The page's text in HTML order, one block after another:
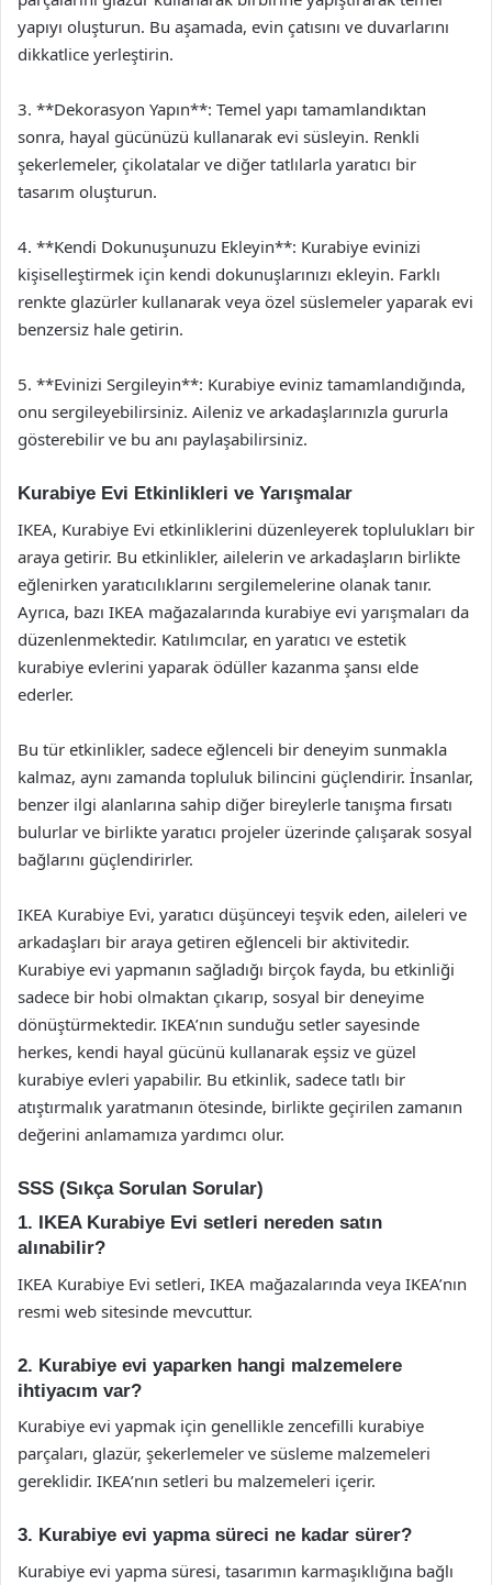
yapıyı oluşturun. Bu aşamada, evin çatısını ve duvarlarını
dikkatlice yerleştirin.
3. **Dekorasyon Yapın**: Temel yapı tamamlandıktan
sonra, hayal gücünüzü kullanarak evi süsleyin. Renkli
şekerlemeler, çikolatalar ve diğer tatlılarla yaratıcı bir
tasarım oluşturun.
4. **Kendi Dokunuşunuzu Ekleyin**: Kurabiye evinizi
kişiselleştirmek için kendi dokunuşlarınızı ekleyin. Farklı
renkte glazürler kullanarak veya özel süslemeler yaparak evi
benzersiz hale getirin.
5. **Evinizi Sergileyin**: Kurabiye eviniz tamamlandığında,
onu sergileyebilirsiniz. Aileniz ve arkadaşlarınızla gururla
gösterebilir ve bu anı paylaşabilirsiniz.
Kurabiye Evi Etkinlikleri ve Yarışmalar
IKEA, Kurabiye Evi etkinliklerini düzenleyerek toplulukları bir
araya getirir. Bu etkinlikler, ailelerin ve arkadaşların birlikte
eğlenirken yaratıcılıklarını sergilemelerine olanak tanır.
Ayrıca, bazı IKEA mağazalarında kurabiye evi yarışmaları da
düzenlenmektedir. Katılımcılar, en yaratıcı ve estetik
kurabiye evlerini yaparak ödüller kazanma şansı elde
ederler.
Bu tür etkinlikler, sadece eğlenceli bir deneyim sunmakla
kalmaz, aynı zamanda topluluk bilincini güçlendirir. İnsanlar,
benzer ilgi alanlarına sahip diğer bireylerle tanışma fırsatı
bulurlar ve birlikte yaratıcı projeler üzerinde çalışarak sosyal
bağlarını güçlendirirler.
IKEA Kurabiye Evi, yaratıcı düşünceyi teşvik eden, aileleri ve
arkadaşları bir araya getiren eğlenceli bir aktivitedir.
Kurabiye evi yapmanın sağladığı birçok fayda, bu etkinliği
sadece bir hobi olmaktan çıkarıp, sosyal bir deneyime
dönüştürmektedir. IKEA’nın sunduğu setler sayesinde
herkes, kendi hayal gücünü kullanarak eşsiz ve güzel
kurabiye evleri yapabilir. Bu etkinlik, sadece tatlı bir
atıştırmalık yaratmanın ötesinde, birlikte geçirilen zamanın
değerini anlamamıza yardımcı olur.
SSS (Sıkça Sorulan Sorular)
1. IKEA Kurabiye Evi setleri nereden satın
alınabilir?
IKEA Kurabiye Evi setleri, IKEA mağazalarında veya IKEA’nın
resmi web sitesinde mevcuttur.
2. Kurabiye evi yaparken hangi malzemelere
ihtiyacım var?
Kurabiye evi yapmak için genellikle zencefilli kurabiye
parçaları, glazür, şekerlemeler ve süsleme malzemeleri
gereklidir. IKEA’nın setleri bu malzemeleri içerir.
3. Kurabiye evi yapma süreci ne kadar sürer?
Kurabiye evi yapma süresi, tasarımın karmaşıklığına bağlı